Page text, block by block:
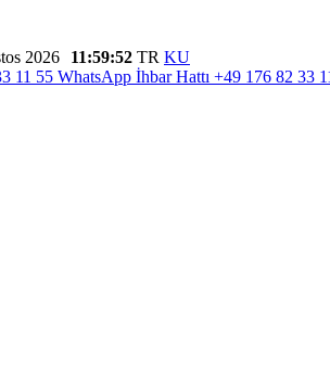
2026 11:59:53 TR KU
11 55 WhatsApp İhbar Hattı +49 176 82 33